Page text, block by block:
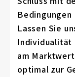
Lassen Sie
Individualität
am
optimal zur